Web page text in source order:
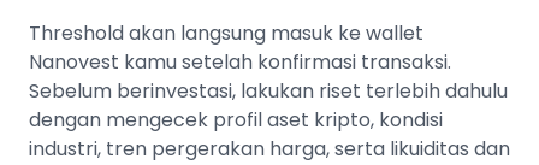
Threshold akan langsung masuk ke wallet
Nanovest kamu setelah konfirmasi transaksi.
Sebelum berinvestasi, lakukan riset terlebih dahulu
dengan mengecek profil aset kripto, kondisi
industri, tren pergerakan harga, serta likuiditas dan